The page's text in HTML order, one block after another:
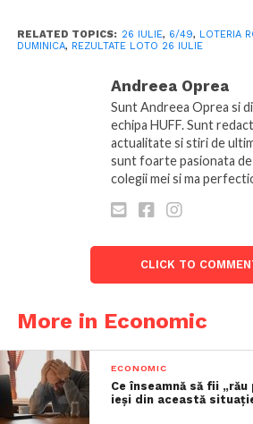
RELATED TOPICS: 26 IULIE, 6/49, LOTERIA
DUMINICA, REZULTATE LOTO 26 IULIE
Andreea Oprea
Sunt Andreea Oprea si
echipa HUFF. Sunt
actualitate si stiri de
sunt foarte pasionata
colegii mei si ma
CLICK TO
More in Economic
ECONOMIC
Ce înseamnă să fii
ieși din această